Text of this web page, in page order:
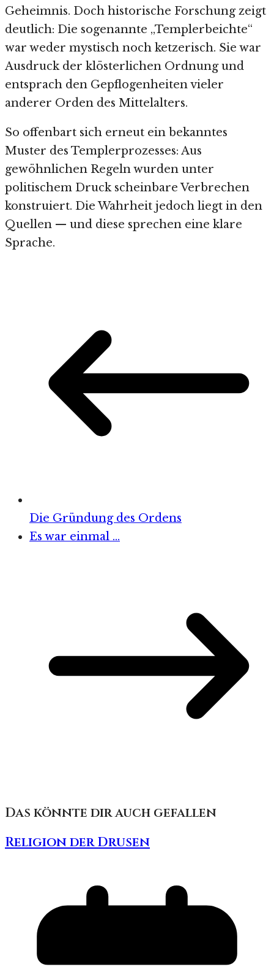
Geheimnis. Doch historische Forschung zeigt
deutlich: Die sogenannte „Templerbeichte“
war weder mystisch noch ketzerisch. Sie war
Ausdruck der klösterlichen Ordnung und
entsprach den Gepflogenheiten vieler
anderer Orden des Mittelalters.
So offenbart sich erneut ein bekanntes
Muster des Templerprozesses: Aus
gewöhnlichen Regeln wurden unter
politischem Druck scheinbare Verbrechen
konstruiert. Die Wahrheit jedoch liegt in den
Quellen — und diese sprechen eine klare
Sprache.
Die Gründung des Ordens
Es war einmal …
Das könnte dir auch gefallen
Religion der Drusen